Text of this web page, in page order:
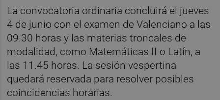
La convocatoria ordinaria concluirá el jueves
4 de junio con el examen de Valenciano a las
09.30 horas y las materias troncales de
modalidad, como Matemáticas II o Latín, a
las 11.45 horas. La sesión vespertina
quedará reservada para resolver posibles
coincidencias horarias.